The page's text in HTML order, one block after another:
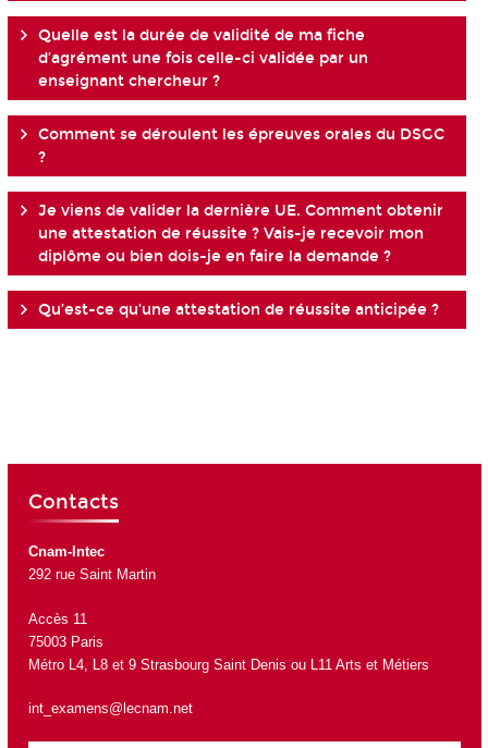
Quelle est la durée de validité de ma fiche
d’agrément une fois celle-ci validée par un
enseignant chercheur ?
Comment se déroulent les épreuves orales du DSGC
?
Je viens de valider la dernière UE. Comment obtenir
une attestation de réussite ? Vais-je recevoir mon
diplôme ou bien dois-je en faire la demande ?
Qu’est-ce qu’une attestation de réussite anticipée ?
Contacts
Cnam-Intec
292 rue Saint Martin
Accès 11
75003 Paris
Métro L4, L8 et 9 Strasbourg Saint Denis ou L11 Arts et Métiers
int_examens@lecnam.net